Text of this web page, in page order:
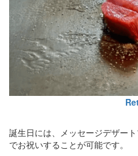
誕生日には、メッセージデザー
でお祝いすることが可能です。